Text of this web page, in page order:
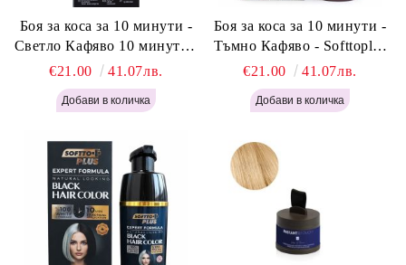
Боя за коса за 10 минути -
Светло Кафяво 10 минути -
Softtoplus Expert Woman
Light Brown 400мл
€21.00 41.07лв.
Боя за коса за 10 минути -
Тъмно Кафяво - Softtoplus
Expert Woman Dark Brown
400 мл
€21.00 41.07лв.